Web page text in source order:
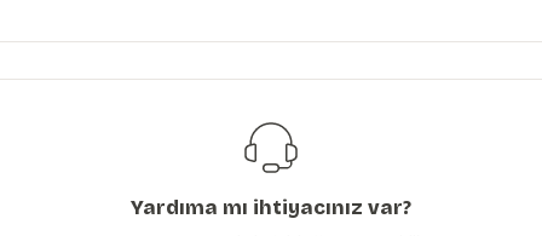
yetersiz gördüğünüz noktaları öneri formunu kullanarak tarafımıza
Görüş ve önerileriniz için teşekkür ederiz.
Ürün resmi kalitesiz, bozuk veya görüntülenemiyor.
Ürün bilgilerinde hatalar bulunuyor.
Yardıma mı ihtiyacınız var?